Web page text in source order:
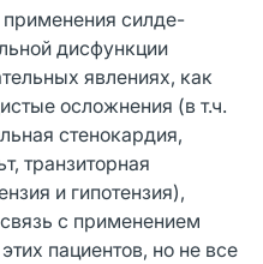
применения силде-
дисфункции
явлениях, как
осложнения (в т.ч.
стенокардия,
транзиторная
и гипотензия),
с применением
пациентов, но не все